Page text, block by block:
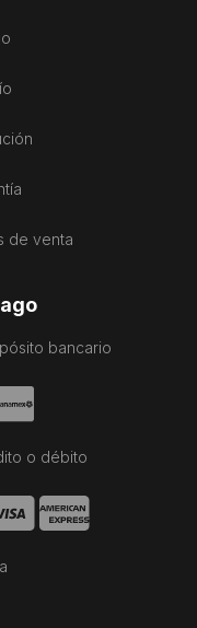
de venta
bancario
o débito